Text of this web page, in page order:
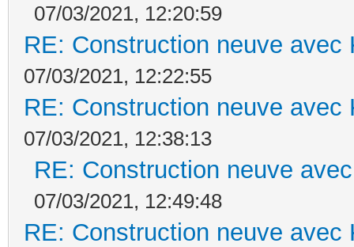
07/03/2021, 12:20:59
RE: Construction neuve avec
07/03/2021, 12:22:55
RE: Construction neuve avec
07/03/2021, 12:38:13
RE: Construction neuve
07/03/2021, 12:49:48
RE: Construction neuve avec